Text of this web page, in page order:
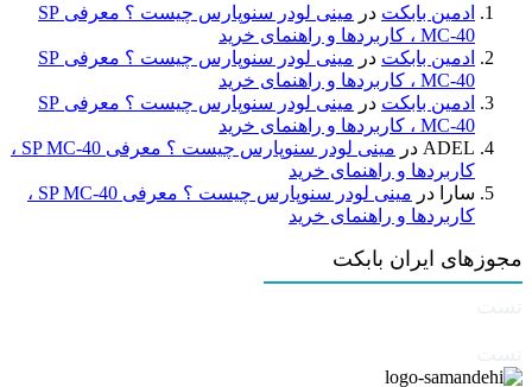
ادمین بابکت در
مینی لودر سنوپارس چیست ؟ معرفی SP
MC-40 ، کاربردها و راهنمای خرید
ادمین بابکت در
مینی لودر سنوپارس چیست ؟ معرفی SP
MC-40 ، کاربردها و راهنمای خرید
ادمین بابکت در
مینی لودر سنوپارس چیست ؟ معرفی SP
MC-40 ، کاربردها و راهنمای خرید
ADEL در
مینی لودر سنوپارس چیست ؟ معرفی SP MC-40 ،
کاربردها و راهنمای خرید
سارا
در
مینی لودر سنوپارس چیست ؟ معرفی SP MC-40 ،
کاربردها و راهنمای خرید
مجوزهای ایران بابکت